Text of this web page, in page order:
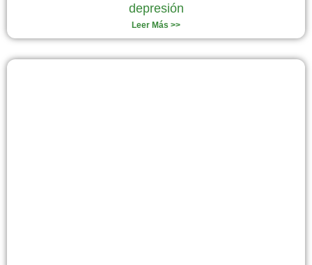
depresión
Leer Más >>